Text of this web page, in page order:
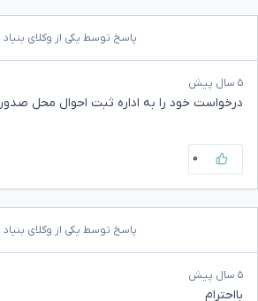
پاسخ توسط یکی از وکلای بنیاد
۵ سال پیش
درخواست خود را به اداره ثبت احوال محل صدور
۰
پاسخ توسط یکی از وکلای بنیاد
۵ سال پیش
بااحترام